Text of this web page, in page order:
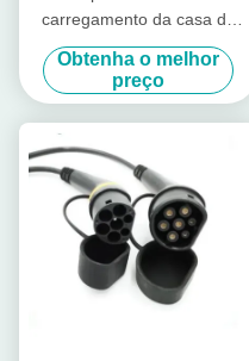
carregamento da casa da
American National Standard
32A 250V EV - 2 a
datilografar - cabo 2 de
carregamento
Obtenha o melhor
preço